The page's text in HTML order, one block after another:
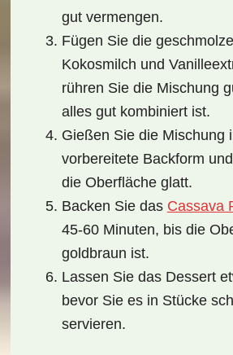
gut vermengen.
Fügen Sie die
Kokosmilch und
rühren Sie die Mischung
alles gut kombiniert ist.
Gießen Sie die Mischung
vorbereitete Backform
die Oberfläche glatt.
Backen Sie das Cassava
45-60 Minuten, bis die
goldbraun ist.
Lassen Sie das Dessert
bevor Sie es in Stücke
servieren.